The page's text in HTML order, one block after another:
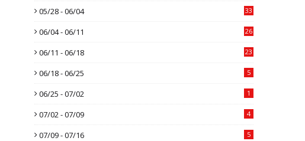
05/28 - 06/04 33
06/04 - 06/11 26
06/11 - 06/18 23
06/18 - 06/25 5
06/25 - 07/02 1
07/02 - 07/09 4
07/09 - 07/16 5